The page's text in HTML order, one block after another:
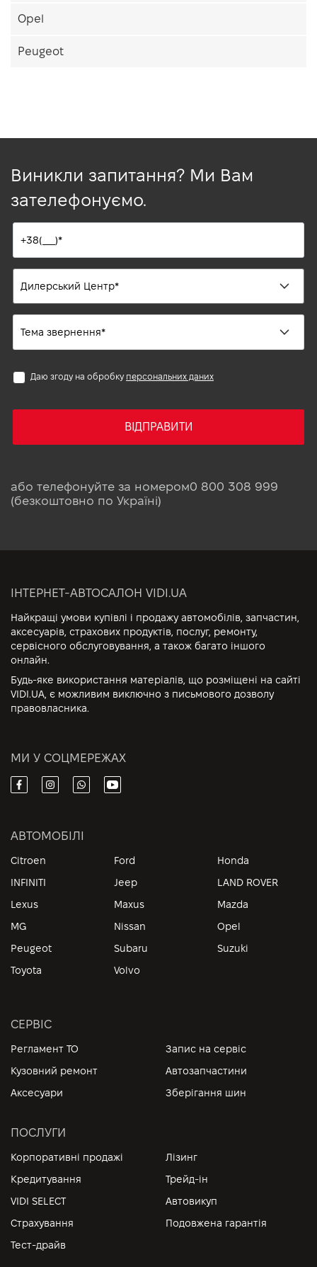
Opel
Peugeot
Виникли запитання? Ми Вам
зателефонуємо.
Даю згоду на обробку персональних даних
ВІДПРАВИТИ
або телефонуйте за номером0 800 308 999
(безкоштовно по Україні)
ІНТЕРНЕТ-АВТОСАЛОН VIDI.UA
Найкращі умови купівлі і продажу автомобілів, запчастин,
аксесуарів, страхових продуктів, послуг, ремонту,
сервісного обслуговування, а також багато іншого
онлайн.
Будь-яке використання матеріалів, що розміщені на сайті
VIDI.UA, є можливим виключно з письмового дозволу
правовласника.
МИ У СОЦМЕРЕЖАХ
АВТОМОБІЛІ
Citroen Ford
Honda
INFINITI
Jeep
LAND ROVER
Lexus
Maxus
Mazda
MG
Nissan
Opel
Peugeot
Subaru
Suzuki
Toyota
Volvo
СЕРВІС
Регламент ТО
Запис на сервіс
Кузовний ремонт
Автозапчастини
Аксесуари
Зберігання шин
ПОСЛУГИ
Корпоративні продажі
Лізинг
Кредитування
Трейд-ін
VIDI SELECT
Автовикуп
Страхування
Подовжена гарантія
Тест-драйв